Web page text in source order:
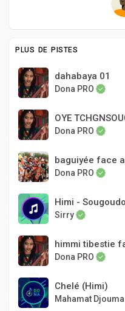
PLUS DE PISTES
dahabaya 01
Dona PRO
OYE
Dona PRO
baguiyée face a
Dona PRO
Himi -
Sirry
himmi tibestie
Dona PRO
Chelé (Himi)
Mahamat Djouma